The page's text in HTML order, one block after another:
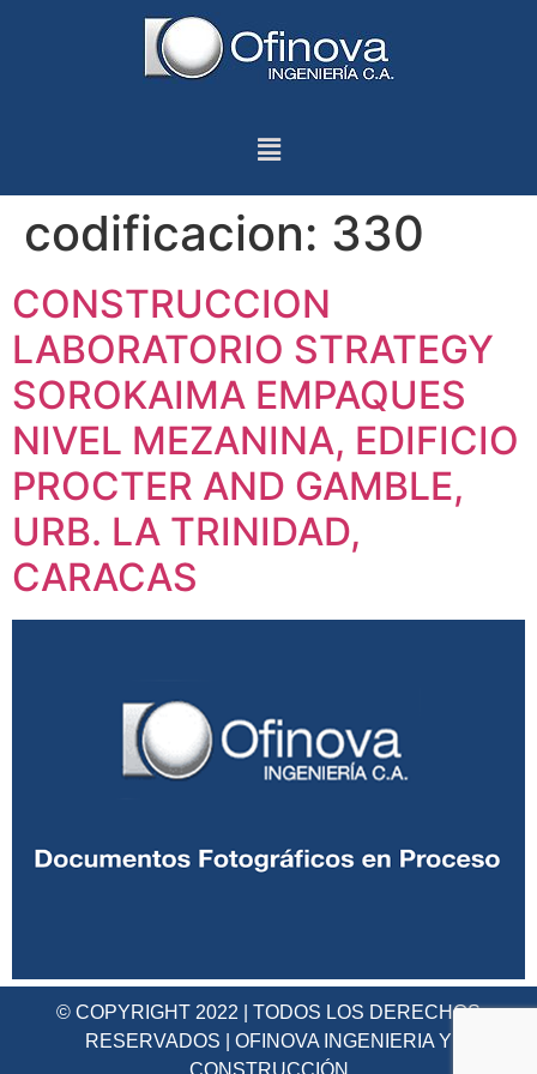
codificacion: 330
CONSTRUCCION
LABORATORIO STRATEGY
SOROKAIMA EMPAQUES
NIVEL MEZANINA, EDIFICIO
PROCTER AND GAMBLE,
URB. LA TRINIDAD,
CARACAS
© COPYRIGHT 2022 | TODOS LOS DERECHOS
RESERVADOS | OFINOVA INGENIERIA Y